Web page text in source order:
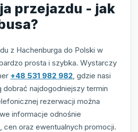
przejazdu - jak
z Hachenburga do Polski w
prosta i szybka. Wystarczy
+48 531 982 982 , gdzie nasi
dobrać najdogodniejszy termin
rezerwacji można
informacje odnośnie
oraz ewentualnych promocji.